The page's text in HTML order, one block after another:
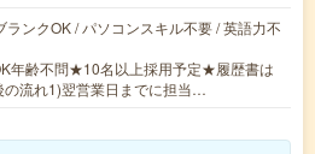
ランクOK / パソコンスキル不要 / 英語力不
年齢不問★10名以上採用予定★履歴書は
流れ1)翌営業日までに担当…